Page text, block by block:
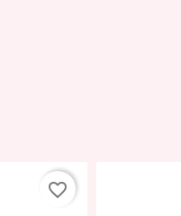
favorite_border